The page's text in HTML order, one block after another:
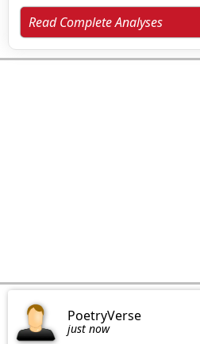
Read Complete Analyses
PoetryVerse
just now